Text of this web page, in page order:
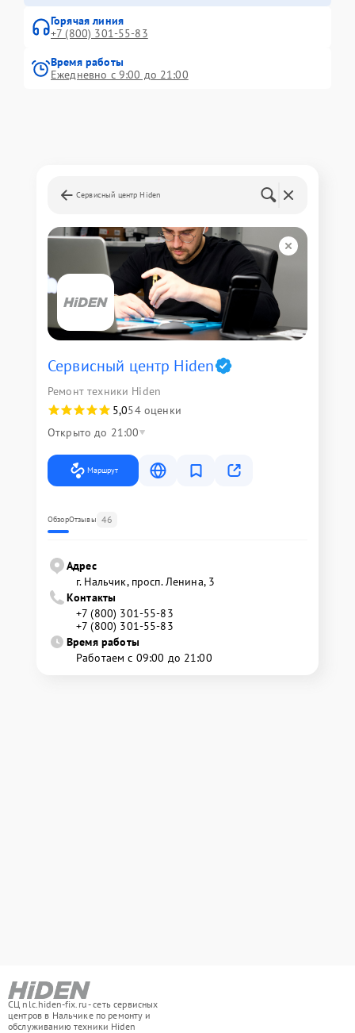
Горячая линия
+7 (800) 301-55-83
Время работы
Ежедневно с 9:00 до 21:00
Сервисный центр Hiden
Сервисный центр Hiden
Ремонт техники Hiden
5,054 оценки
Открыто до 21:00
Маршрут
ОбзорОтзывы 46
Адрес
г. Нальчик, просп. Ленина, 3
Контакты
+7 (800) 301-55-83
+7 (800) 301-55-83
Время работы
Работаем с 09:00 до 21:00
СЦ nlc.hiden-fix.ru - сеть сервисных
центров в Нальчике по ремонту и
обслуживанию техники Hiden